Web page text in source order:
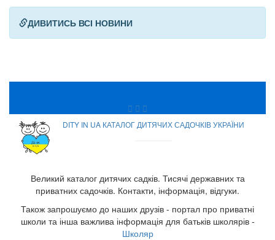
ДИВИТИСЬ ВСІ НОВИНИ
DITY IN UA КАТАЛОГ ДИТЯЧИХ САДОЧКІВ УКРАЇНИ
Великий каталог дитячих садків. Тисячі державних та
приватних садочків. Контакти, інформація, відгуки.
Також запрошуємо до наших друзів - портал про приватні
школи та інша важлива інформація для батьків школярів -
Школяр